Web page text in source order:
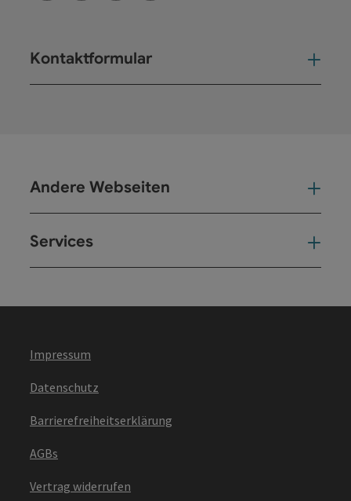
Kontaktformular
Andere Webseiten
Services
Impressum
Datenschutz
Barrierefreiheitserklärung
AGBs
Vertrag widerrufen